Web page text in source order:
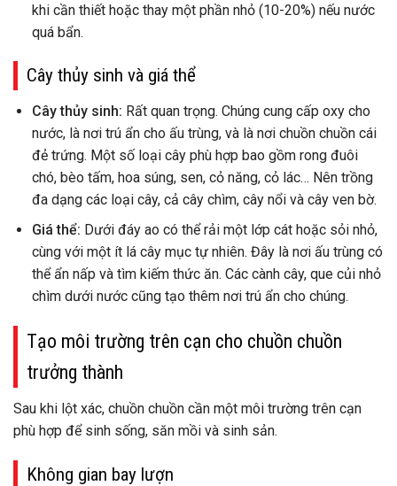
khi cần thiết hoặc thay một phần nhỏ (10-20%) nếu nước
quá bẩn.
Cây thủy sinh và giá thể
Cây thủy sinh: Rất quan trọng. Chúng cung cấp oxy cho
nước, là nơi trú ẩn cho ấu trùng, và là nơi chuồn chuồn cái
đẻ trứng. Một số loại cây phù hợp bao gồm rong đuôi
chó, bèo tấm, hoa súng, sen, cỏ năng, cỏ lác… Nên trồng
đa dạng các loại cây, cả cây chìm, cây nổi và cây ven bờ.
Giá thể: Dưới đáy ao có thể rải một lớp cát hoặc sỏi nhỏ,
cùng với một ít lá cây mục tự nhiên. Đây là nơi ấu trùng có
thể ẩn nấp và tìm kiếm thức ăn. Các cành cây, que củi nhỏ
chìm dưới nước cũng tạo thêm nơi trú ẩn cho chúng.
Tạo môi trường trên cạn cho chuồn chuồn
trưởng thành
Sau khi lột xác, chuồn chuồn cần một môi trường trên cạn
phù hợp để sinh sống, săn mồi và sinh sản.
Không gian bay lượn